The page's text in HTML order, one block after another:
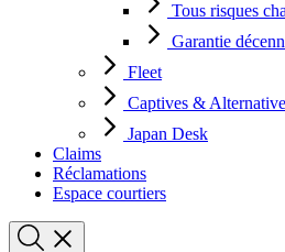
Tous risques
Garantie
Fleet
Captives &
Japan Desk
Claims
Réclamations
Espace courtiers